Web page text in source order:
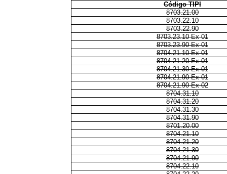
Código TIPI
8703.21.00
8703.22.10
8703.22.90
8703.23.10 Ex 01
8703.23.90 Ex 01
8704.21.10 Ex 01
8704.21.20 Ex 01
8704.21.30 Ex 01
8704.21.90 Ex 01
8704.21.90 Ex 02
8704.31.10
8704.31.20
8704.31.30
8704.31.90
8701.20.00
8704.21.10
8704.21.20
8704.21.30
8704.21.90
8704.22.10